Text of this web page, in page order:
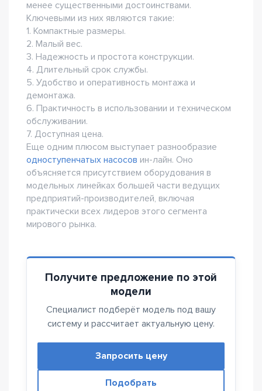
менее существенными достоинствами.
Ключевыми из них являются такие:
1. Компактные размеры.
2. Малый вес.
3. Надежность и простота конструкции.
4. Длительный срок службы.
5. Удобство и оперативность монтажа и
демонтажа.
6. Практичность в использовании и техническом
обслуживании.
7. Доступная цена.
Еще одним плюсом выступает разнообразие
одноступенчатых насосов ин-лайн. Оно
объясняется присутствием оборудования в
модельных линейках большей части ведущих
предприятий-производителей, включая
практически всех лидеров этого сегмента
мирового рынка.
Получите предложение по этой
модели
Специалист подберёт модель под вашу
систему и рассчитает актуальную цену.
Запросить цену
Подобрать